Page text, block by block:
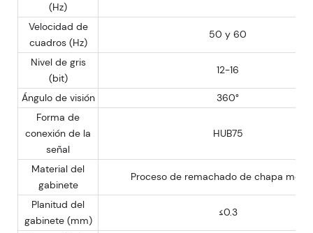
(Hz)
Velocidad de
cuadros (Hz)
50 y 60
Nivel de gris
(bit)
12-16
Ángulo de visión
360°
Forma de
conexión de la
señal
HUB75
Material del
gabinete
Proceso de remachado de chapa
Planitud del
gabinete (mm)
≤0.3